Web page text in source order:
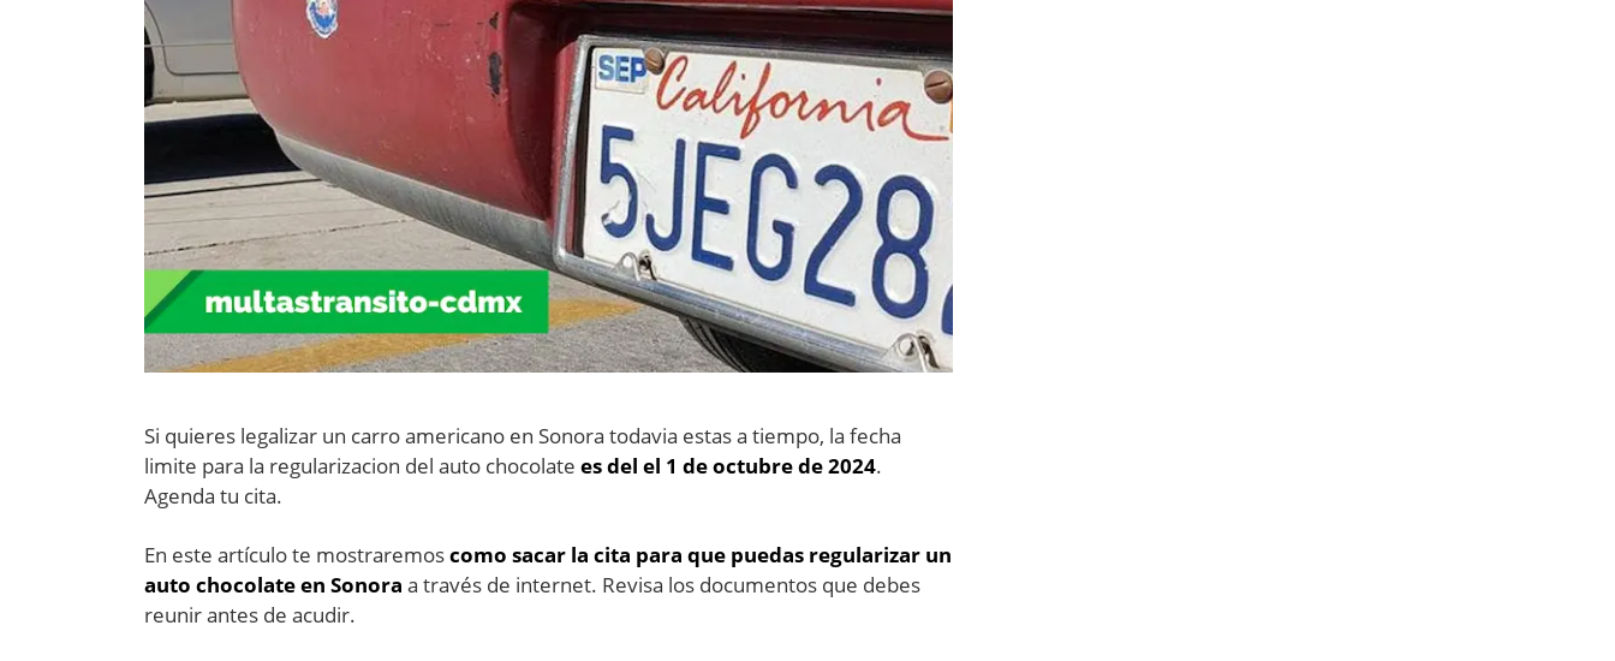
Si quieres legalizar un carro americano en Sonora todavia estas a tiempo, la fecha
limite para la regularizacion del auto chocolate es del el 1 de octubre de 2024.
Agenda tu cita.
En este artículo te mostraremoscomo sacar la cita para que puedas regularizar un
auto chocolate en Sonora a través de internet. Revisa los documentos que debes
reunir antes de acudir.